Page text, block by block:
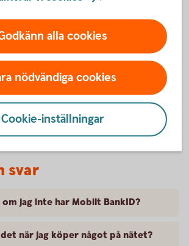
Logga in och slå på
barn under 18år
svar
jag inte har Mobilt BankID?
när jag köper något på nätet?
alla cookies
nödvändiga cookies
Cookie-inställningar